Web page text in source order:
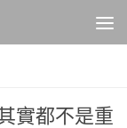
實都不是重